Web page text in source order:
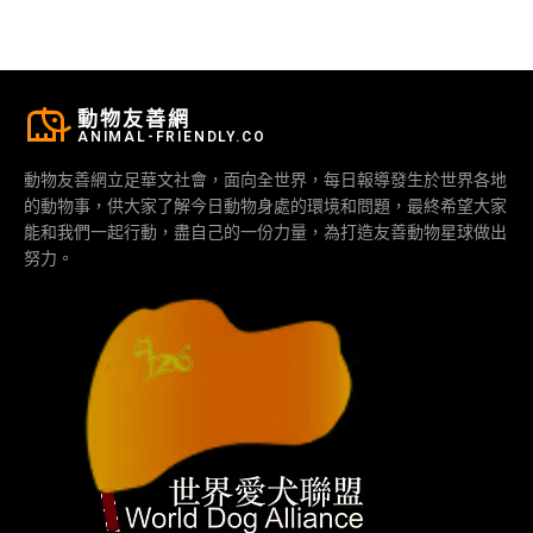
動物友善網
ANIMAL-FRIENDLY.CO
動物友善網立足華文社會，面向全世界，每日報導發生於世界各地
的動物事，供大家了解今日動物身處的環境和問題，最終希望大家
能和我們一起行動，盡自己的一份力量，為打造友善動物星球做出
努力。